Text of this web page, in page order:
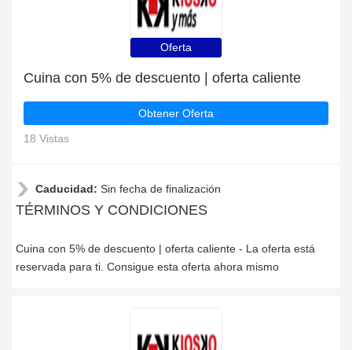
Oferta
Cuina con 5% de descuento | oferta caliente
Obtener Oferta
18 Vistas
Caducidad: Sin fecha de finalización
TÉRMINOS Y CONDICIONES
Cuina con 5% de descuento | oferta caliente - La oferta está
reservada para ti. Consigue esta oferta ahora mismo